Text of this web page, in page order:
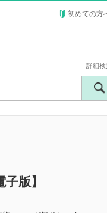
初めての方
詳細検
版】